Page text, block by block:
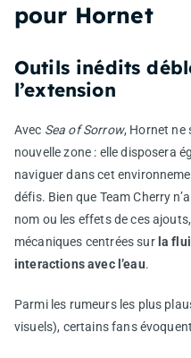
pour Hornet
Outils inédits
l’extension
Avec Sea of Sorrow, Hornet ne
nouvelle zone : elle disposera
naviguer dans cet
défis. Bien que Team Cherry
nom ou les effets de ces
mécaniques centrées sur la
interactions avec l’eau.
Parmi les rumeurs les plus
visuels), certains fans